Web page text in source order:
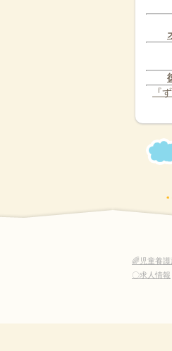
『
🌈児童養護
〇求人情報